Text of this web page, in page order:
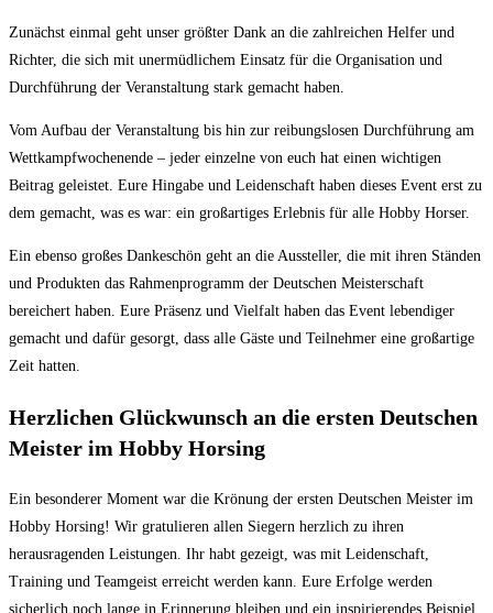
Zunächst einmal geht unser größter Dank an die zahlreichen Helfer und
Richter, die sich mit unermüdlichem Einsatz für die Organisation und
Durchführung der Veranstaltung stark gemacht haben.
Vom Aufbau der Veranstaltung bis hin zur reibungslosen Durchführung am
Wettkampfwochenende – jeder einzelne von euch hat einen wichtigen
Beitrag geleistet. Eure Hingabe und Leidenschaft haben dieses Event erst zu
dem gemacht, was es war: ein großartiges Erlebnis für alle Hobby Horser.
Ein ebenso großes Dankeschön geht an die Aussteller, die mit ihren Ständen
und Produkten das Rahmenprogramm der Deutschen Meisterschaft
bereichert haben. Eure Präsenz und Vielfalt haben das Event lebendiger
gemacht und dafür gesorgt, dass alle Gäste und Teilnehmer eine großartige
Zeit hatten.
Herzlichen Glückwunsch an die ersten Deutschen
Meister im Hobby Horsing
Ein besonderer Moment war die Krönung der ersten Deutschen Meister im
Hobby Horsing! Wir gratulieren allen Siegern herzlich zu ihren
herausragenden Leistungen. Ihr habt gezeigt, was mit Leidenschaft,
Training und Teamgeist erreicht werden kann. Eure Erfolge werden
sicherlich noch lange in Erinnerung bleiben und ein inspirierendes Beispiel